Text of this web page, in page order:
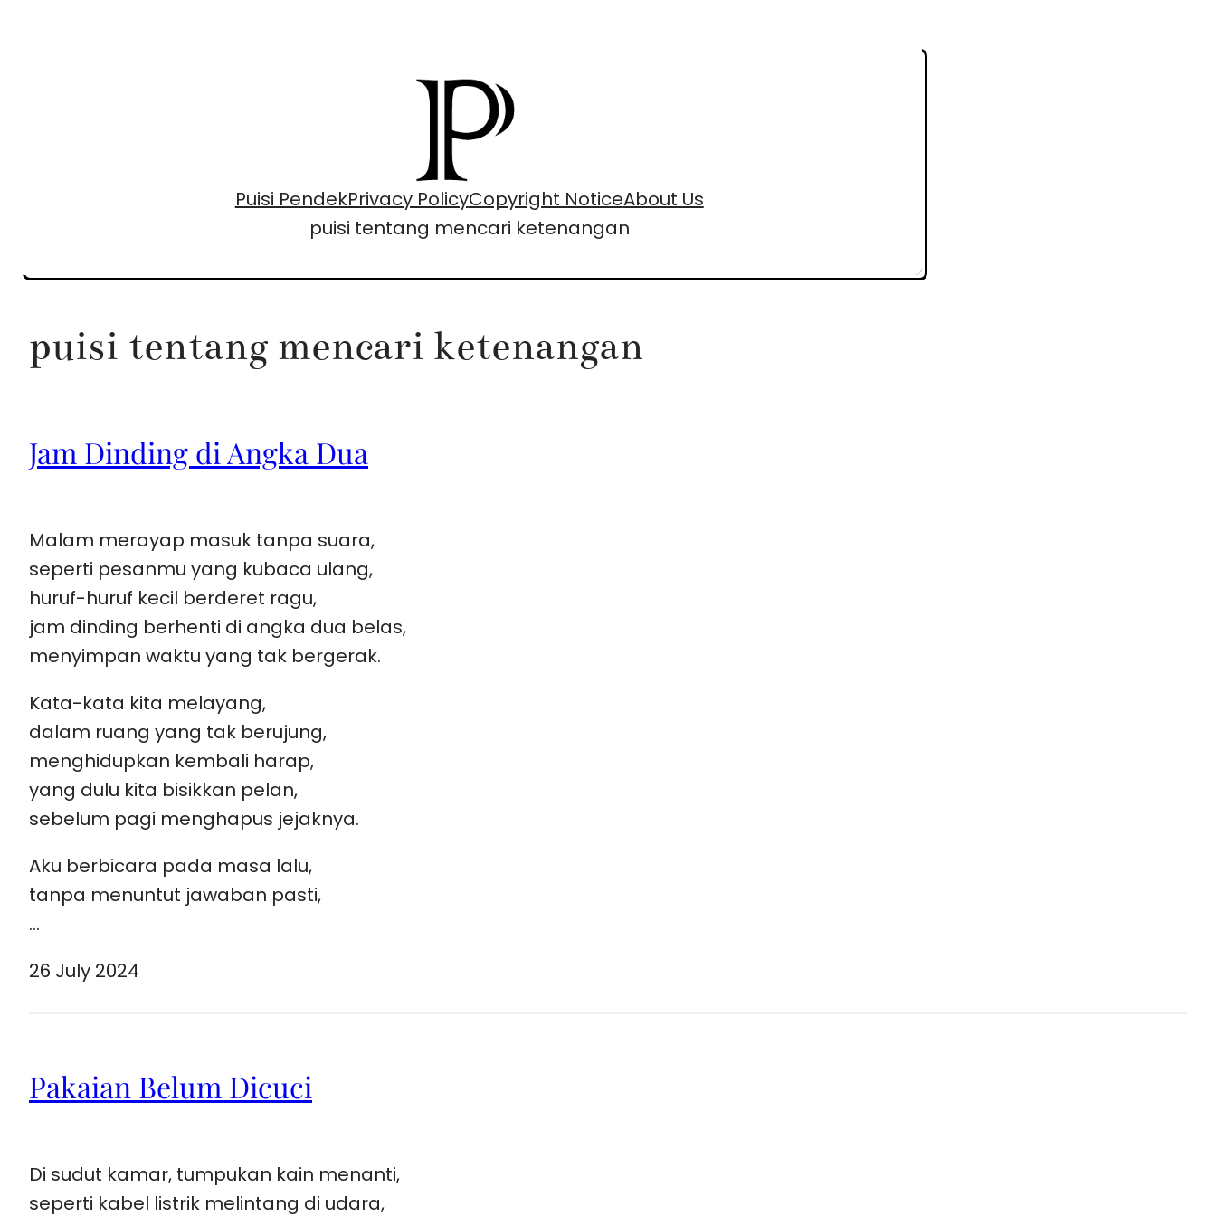
Puisi PendekPrivacy PolicyCopyright NoticeAbout Us
puisi tentang mencari ketenangan
puisi tentang mencari ketenangan
Jam Dinding di Angka Dua
Malam merayap masuk tanpa suara,
seperti pesanmu yang kubaca ulang,
huruf-huruf kecil berderet ragu,
jam dinding berhenti di angka dua belas,
menyimpan waktu yang tak bergerak.
Kata-kata kita melayang,
dalam ruang yang tak berujung,
menghidupkan kembali harap,
yang dulu kita bisikkan pelan,
sebelum pagi menghapus jejaknya.
Aku berbicara pada masa lalu,
tanpa menuntut jawaban pasti,
…
26 July 2024
Pakaian Belum Dicuci
Di sudut kamar, tumpukan kain menanti,
seperti kabel listrik melintang di udara,